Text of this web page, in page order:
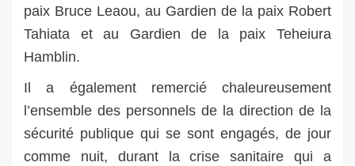
paix Bruce Leaou, au Gardien de la paix Robert
Tahiata et au Gardien de la paix Teheiura
Hamblin.
Il a également remercié chaleureusement
l’ensemble des personnels de la direction de la
sécurité publique qui se sont engagés, de jour
comme nuit, durant la crise sanitaire qui a